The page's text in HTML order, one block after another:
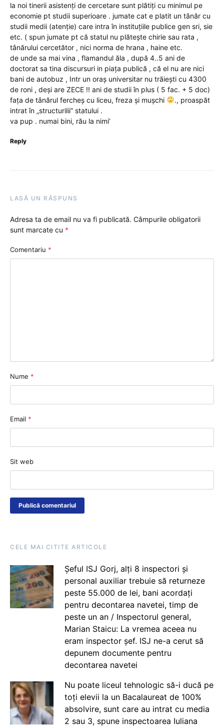
la noi tinerii asistenți de cercetare sunt plătiți cu minimul pe
economie pt studii superioare . jumate cat e platit un tânăr cu
studii medii (atenție) care intra în instituțiile publice gen sri, sie
etc. ( spun jumate pt că statul nu plătește chirie sau rata ,
tânărului cercetător , nici norma de hrana , haine etc.
de unde sa mai vina , flamandul ăla , după 4..5 ani de
doctorat sa tina discursuri in piața publică , că el nu are nici
bani de autobuz , Intr un oraș universitar nu trăiești cu 4300
de roni , deși are ZECE !! ani de studii în plus ( 5 fac. + 5 doc)
fața de tânărul fercheș cu liceu, freza și mușchi
., proaspăt
intrat în „structurilii” statului .
va pup . numai bini, rău la nimi’
Reply
LASĂ UN RĂSPUNS
Adresa ta de email nu va fi publicată. Câmpurile obligatorii
sunt marcate cu *
Comentariu *
Nume *
Email *
Sit web
CELE MAI CITITE ARTICOLE
Șeful ISJ Gorj, alți 8 inspectori și
personal auxiliar trebuie să returneze
peste 55.000 de lei, bani acordați
pentru decontarea navetei, timp de
peste un an / Inspectorul general,
Marian Staicu: La vremea aceea nu
eram inspector șef. ISJ ne-a cerut să
depunem documente pentru
decontarea navetei
Nu poate liceul tehnologic să-i ducă pe
toți elevii la un Bacalaureat de 100%
absolvire, sunt care au intrat cu media
2 sau 3, spune inspectoarea Iuliana